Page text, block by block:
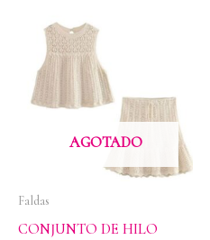
AGOTADO
Faldas
CONJUNTO DE HILO